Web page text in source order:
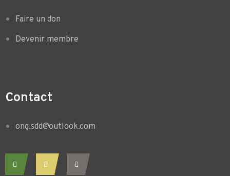
Faire un don
Devenir membre
Contact
ong.sdd@outlook.com